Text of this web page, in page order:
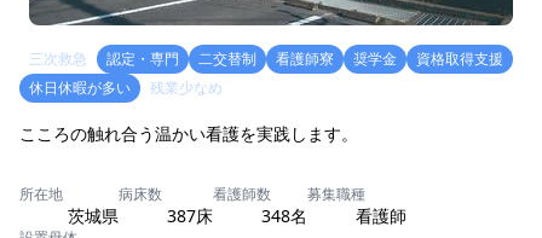
三次救急 認定・専門 二交替制 看護師寮 奨学金
資格取得支援
休日休暇が多い
残業少なめ
こころの触れ合う温かい看護を実践します。
所在地
茨城県
病床数
387床
看護師数
348名
募集職種
看護師